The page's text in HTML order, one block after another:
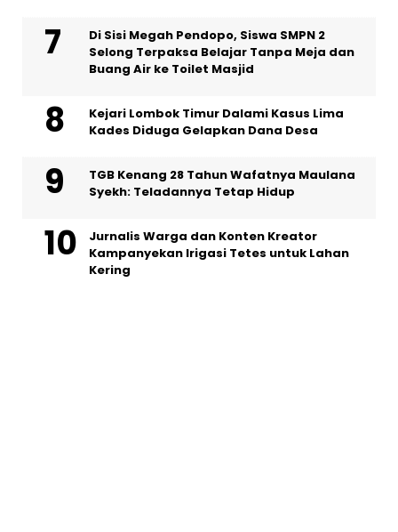
Di Sisi Megah Pendopo, Siswa SMPN 2
Selong Terpaksa Belajar Tanpa Meja dan
Buang Air ke Toilet Masjid
Kejari Lombok Timur Dalami Kasus Lima
Kades Diduga Gelapkan Dana Desa
TGB Kenang 28 Tahun Wafatnya Maulana
Syekh: Teladannya Tetap Hidup
Jurnalis Warga dan Konten Kreator
Kampanyekan Irigasi Tetes untuk Lahan
Kering